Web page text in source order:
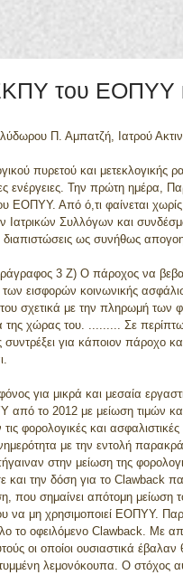
του ΕΟΠΥΥ
Π. Αμπατζή, Ιατρού
πυρετού και
ενέργειες. Την πρώτη
ΕΟΠΥΥ. Από ό,τι φαίνεται
Ιατρικών Συλλόγων και
ως συνήθως
3 Ζ) Ο πάροχος να
εισφορών κοινωνικής
σχετικά με την πληρωμή των
της χώρας του. ......... Σε
συντρέξει για κάποιον πάροχο
για μικρά και μεσαία
από το 2012 με μείωση τιμών
φορολογικές και
με την εντολή
στην μείωση της
και την δόση για το Clawback
που σημαίνει απότομη μείωση
να μη χρησιμοποιεί ΕΟΠΥΥ.
το οφειλόμενο Clawback. Με
οι οποίοι ουσιαστικά
λεμονόκουπα. Ο στόχος